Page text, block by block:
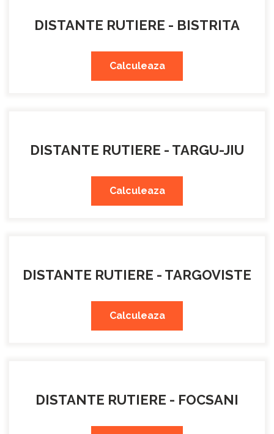
DISTANTE RUTIERE - BISTRITA
Calculeaza
DISTANTE RUTIERE - TARGU-JIU
Calculeaza
DISTANTE RUTIERE - TARGOVISTE
Calculeaza
DISTANTE RUTIERE - FOCSANI